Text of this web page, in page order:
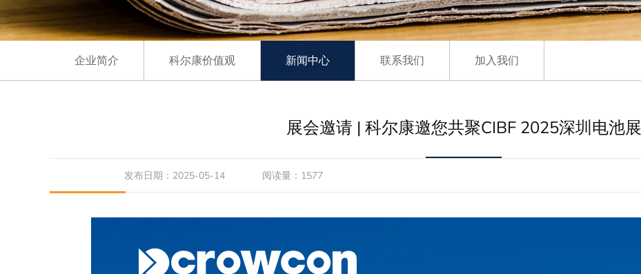
企业简介 科尔康价值观 新闻中心 联系我们 加入我们
展会邀请 | 科尔康邀您共聚CIBF 2025深圳电池展
发布日期：2025-05-14 阅读量：1577